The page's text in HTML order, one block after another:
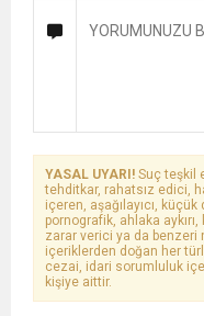
YASAL UYARI! Suç teşkil
tehditkar, rahatsız edici,
içeren, aşağılayıcı,
pornografik, ahlaka aykırı,
zarar verici ya da benzeri
içeriklerden doğan her
cezai, idari sorumluluk
kişiye aittir.